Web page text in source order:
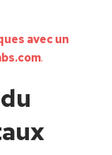
avec un
.